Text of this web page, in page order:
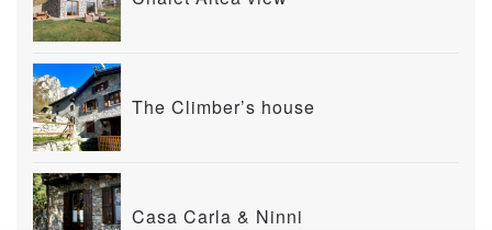
The Climber’s house
Casa Carla & Ninni